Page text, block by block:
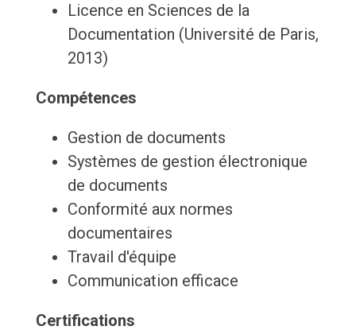
Licence en Sciences de la
Documentation (Université de Paris,
2013)
Compétences
Gestion de documents
Systèmes de gestion électronique
de documents
Conformité aux normes
documentaires
Travail d'équipe
Communication efficace
Certifications